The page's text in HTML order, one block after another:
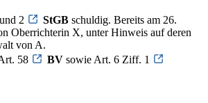
und 2 StGB schuldig. Bereits am 26.
Oberrichterin X, unter Hinweis auf deren
von A.
58 BV sowie Art. 6 Ziff. 1